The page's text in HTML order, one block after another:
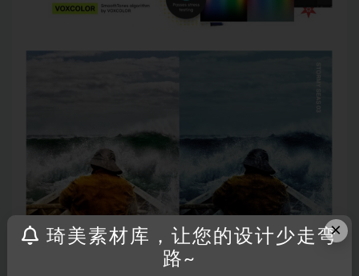
×
琦美素材库，让您的设计少走弯
路~